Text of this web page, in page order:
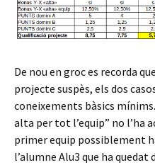
De nou en groc es recorda
projecte suspès, els dos
coneixements bàsics
alta per tot l’equip” no l’ha
primer equip possiblement
l’alumne Alu3 que ha